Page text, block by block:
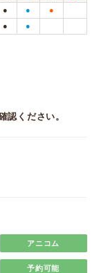
● ● ●
● ●
認ください。
アニコム
予約可能